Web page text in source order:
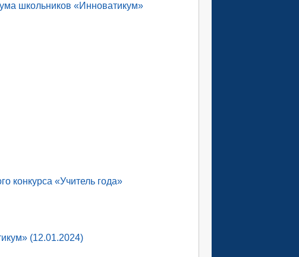
школьников «Инноватикум»
конкурса «Учитель года»
(12.01.2024)